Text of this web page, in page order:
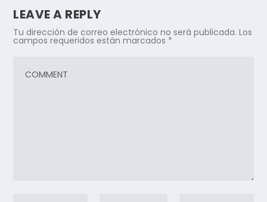
LEAVE A REPLY
Tu dirección de correo electrónico no será publicada. Los
campos requeridos están marcados *